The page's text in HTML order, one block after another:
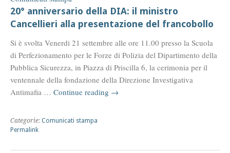
20° anniversario della DIA: il ministro
Cancellieri alla presentazione del francobollo
Si è svolta Venerdi 21 settembre alle ore 11.00 presso la Scuola
di Perfezionamento per le Forze di Polizia del Dipartimento della
Pubblica Sicurezza, in Piazza di Priscilla 6, la cerimonia per il
ventennale della fondazione della Direzione Investigativa
Antimafia … Continue reading →
Categorie: Comunicati stampa
Permalink